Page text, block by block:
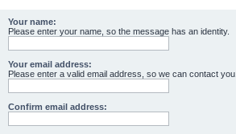
Your name:
Please enter your name, so the message has an identity.
Your email address:
Please enter a valid email address, so we can contact you.
Confirm email address: